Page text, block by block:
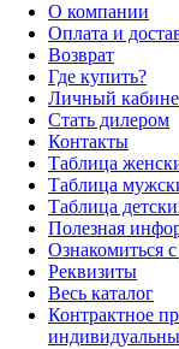
О компании
Оплата и
Возврат
Где купить?
Личный
Стать дилером
Контакты
Таблица
Таблица
Таблица
Полезная
Ознакомиться
Реквизиты
Весь каталог
Контрактное